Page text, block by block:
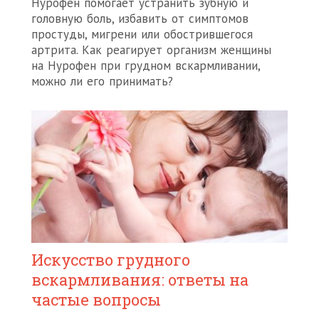
головную боль, избавить от симптомов
простуды, мигрени или обострившегося
артрита. Как реагирует организм женщины
на Нурофен при грудном вскармливании,
можно ли его принимать?
Искусство грудного
вскармливания: ответы на
частые вопросы